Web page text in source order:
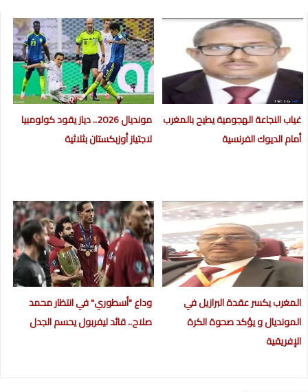
غياب النجاعة الهجومية يطيح بالمغرب
أمام الديوك الفرنسية
مونديال 2026.. دياز يقود كولومبيا
لاجتياز أوزبكستان بثلاثية
المغرب يكسر عقدة البرازيل في
المونديال و يؤكد صحوة الكرة
الإفريقية
وداع "أسطوري" في انتظار محمد
صلاح.. قائد ليفربول يحسم الجدل